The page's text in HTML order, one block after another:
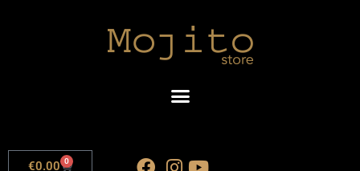
€0.00 0